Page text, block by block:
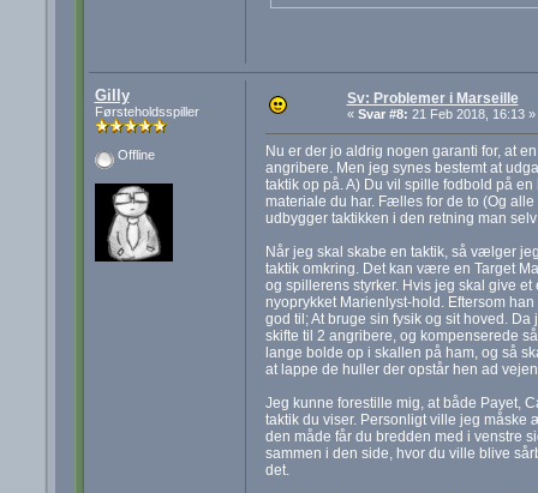
Gilly
Førsteholdsspiller
Offline
Sv: Problemer i Marseille
« Svar #8: 21 Feb 2018, 16:13 »
Nu er der jo aldrig nogen garanti for, at
angribere. Men jeg synes bestemt at
taktik op på. A) Du vil spille fodbold på
materiale du har. Fælles for de to (Og
udbygger taktikken i den retning man
Når jeg skal skabe en taktik, så vælger
taktik omkring. Det kan være en Target
og spillerens styrker. Hvis jeg skal give
nyoprykket Marienlyst-hold. Eftersom
god til; At bruge sin fysik og sit hoved.
skifte til 2 angribere, og kompenserede
lange bolde op i skallen på ham, og så
at lappe de huller der opstår hen ad
Jeg kunne forestille mig, at både Payet,
taktik du viser. Personligt ville jeg måske
den måde får du bredden med i venstre
sammen i den side, hvor du ville blive
det.